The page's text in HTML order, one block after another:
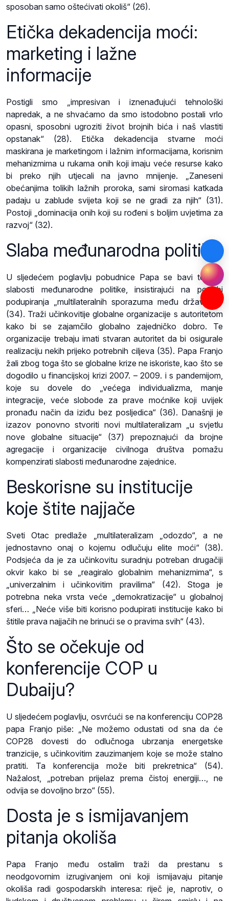
sposoban samo oštećivati okoliš“ (26).
Etička dekadencija moći:
marketing i lažne
informacije
Postigli smo „impresivan i iznenađujući tehnološki
napredak, a ne shvaćamo da smo istodobno postali vrlo
opasni, sposobni ugroziti život brojnih bića i naš vlastiti
opstanak“ (28). Etička dekadencija stvarne moći
maskirana je marketingom i lažnim informacijama, korisnim
mehanizmima u rukama onih koji imaju veće resurse kako
bi preko njih utjecali na javno mnijenje. „Zaneseni
obećanjima tolikih lažnih proroka, sami siromasi katkada
padaju u zablude svijeta koji se ne gradi za njih“ (31).
Postoji „dominacija onih koji su rođeni s boljim uvjetima za
razvoj“ (32).
Slaba međunarodna politika
U sljedećem poglavlju pobudnice Papa se bavi temom
slabosti međunarodne politike, insistirajući na potrebi
podupiranja „multilateralnih sporazuma među državama“
(34). Traži učinkovitije globalne organizacije s autoritetom
kako bi se zajamčilo globalno zajedničko dobro. Te
organizacije trebaju imati stvaran autoritet da bi osigurale
realizaciju nekih prijeko potrebnih ciljeva (35). Papa Franjo
žali zbog toga što se globalne krize ne iskoriste, kao što se
dogodilo u financijskoj krizi 2007. – 2009. i s pandemijom,
koje su dovele do „većega individualizma, manje
integracije, veće slobode za prave moćnike koji uvijek
pronađu način da iziđu bez posljedica“ (36). Današnji je
izazov ponovno stvoriti novi multilateralizam „u svjetlu
nove globalne situacije“ (37) prepoznajući da brojne
agregacije i organizacije civilnoga društva pomažu
kompenzirati slabosti međunarodne zajednice.
Beskorisne su institucije
koje štite najjače
Sveti Otac predlaže „multilateralizam „odozdo“, a ne
jednostavno onaj o kojemu odlučuju elite moći“ (38).
Podsjeća da je za učinkovitu suradnju potreban drugačiji
okvir kako bi se „reagiralo globalnim mehanizmima“, s
„univerzalnim i učinkovitim pravilima“ (42). Stoga je
potrebna neka vrsta veće „demokratizacije“ u globalnoj
sferi… „Neće više biti korisno podupirati institucije kako bi
štitile prava najjačih ne brinući se o pravima svih“ (43).
Što se očekuje od
konferencije COP u
Dubaiju?
U sljedećem poglavlju, osvrćući se na konferenciju COP28
papa Franjo piše: „Ne možemo odustati od sna da će
COP28 dovesti do odlučnoga ubrzanja energetske
tranzicije, s učinkovitim zauzimanjem koje se može stalno
pratiti. Ta konferencija može biti prekretnica“ (54).
Nažalost, „potreban prijelaz prema čistoj energiji…, ne
odvija se dovoljno brzo“ (55).
Dosta je s ismijavanjem
pitanja okoliša
Papa Franjo među ostalim traži da prestanu s
neodgovornim izrugivanjem oni koji ismijavaju pitanje
okoliša radi gospodarskih interesa: riječ je, naprotiv, o